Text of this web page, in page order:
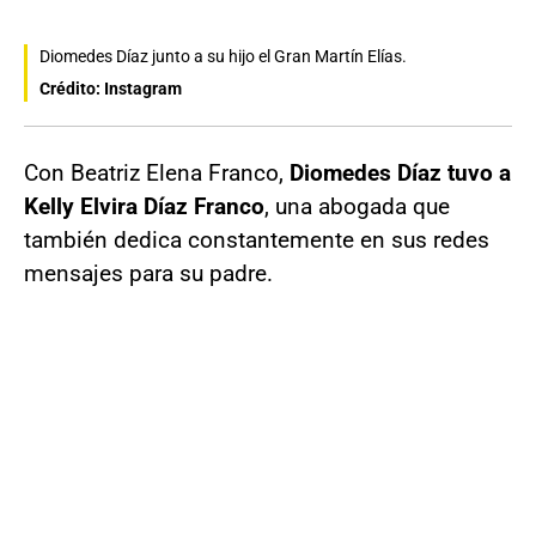
Diomedes Díaz junto a su hijo el Gran Martín Elías.
Crédito: Instagram
Con Beatriz Elena Franco, Diomedes Díaz tuvo a
Kelly Elvira Díaz Franco, una abogada que
también dedica constantemente en sus redes
mensajes para su padre.